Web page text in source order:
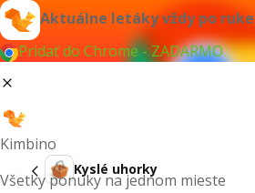
Aktuálne letáky vždy po ruke
Pridať do Chrome - ZADARMO
Kimbino
Všetky ponuky na jednom mieste
Kyslé uhorky